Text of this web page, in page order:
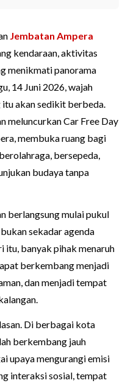
Jembatan Ampera
kendaraan, aktivitas
menikmati panorama
14 Juni 2026, wajah
akan sedikit berbeda.
meluncurkan Car Free Day
membuka ruang bagi
bersepeda,
budaya tanpa
berlangsung mulai pukul
sekadar agenda
itu, banyak pihak menaruh
berkembang menjadi
dan menjadi tempat
Di berbagai kota
berkembang jauh
upaya mengurangi emisi
interaksi sosial, tempat